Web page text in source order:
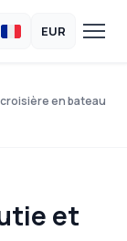
EUR
en bateau
et